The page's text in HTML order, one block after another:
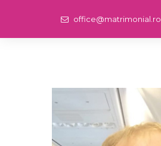
office@matrimonial.ro